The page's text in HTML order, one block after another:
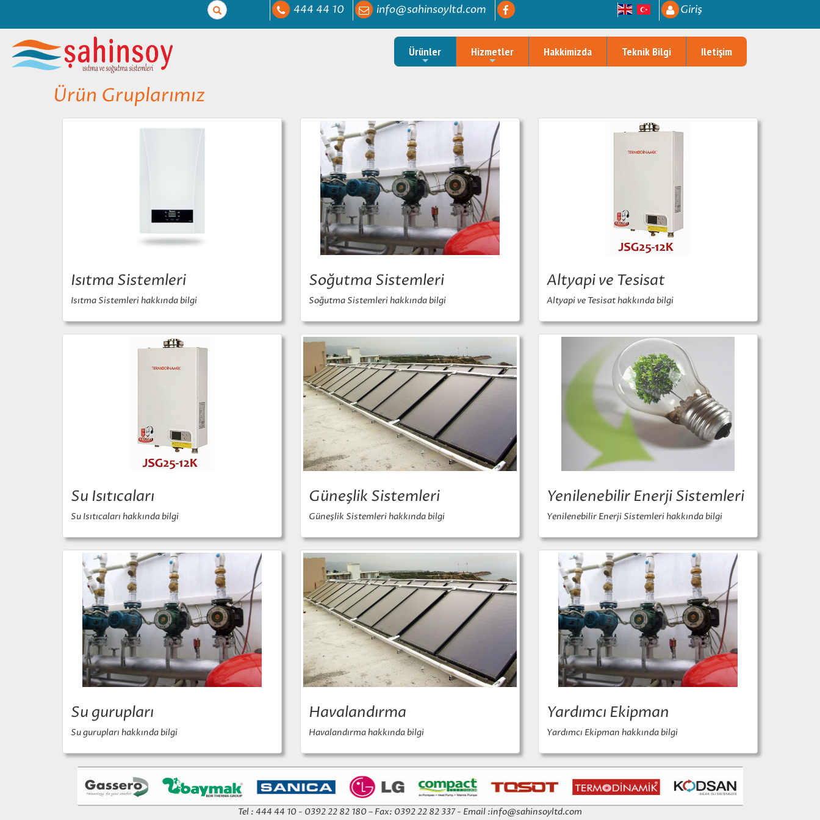
Search 444 44 10 info@sahinsoyltd.com Giriş
Ürünler Hizmetler Hakkimizda Teknik Bilgi Iletişim
Ürün Gruplarımız
Isıtma Sistemleri
Isıtma Sistemleri hakkında bilgi
Soğutma Sistemleri
Soğutma Sistemleri hakkında bilgi
Altyapi ve Tesisat
Altyapi ve Tesisat hakkında bilgi
Su Isıtıcaları
Su Isıtıcaları hakkında bilgi
Güneşlik Sistemleri
Güneşlik Sistemleri hakkında bilgi
Yenilenebilir Enerji Sistemleri
Yenilenebilir Enerji Sistemleri hakkında bilgi
Su gurupları
Su gurupları hakkında bilgi
Havalandırma
Havalandırma hakkında bilgi
Yardımcı Ekipman
Yardımcı Ekipman hakkında bilgi
Tel : 444 44 10 - 0392 22 82 180 – Fax: 0392 22 82 337 - Email :info@sahinsoyltd.com